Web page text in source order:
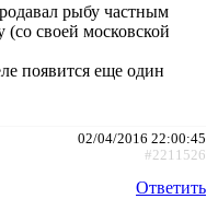
рыбу частным
(со своей московской
появится еще один
02/04/2016 22:00:45
#2211526
Ответить